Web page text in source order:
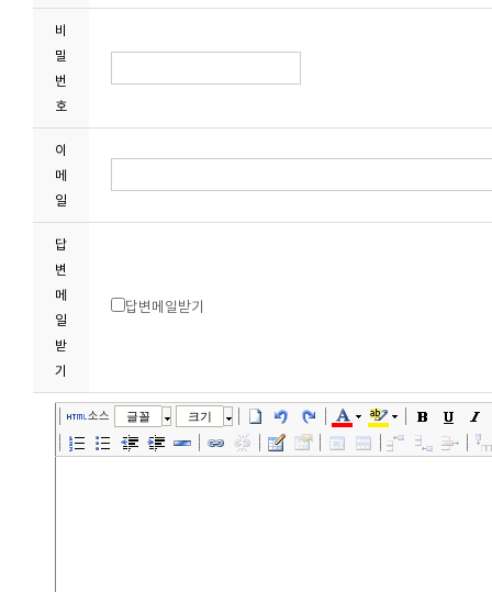
비
밀
번
호
이
메
일
답
변
메
일
받
기
답변메일받기
소스 글꼴 크기